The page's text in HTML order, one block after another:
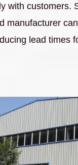
with customers.
manufacturer
lead times